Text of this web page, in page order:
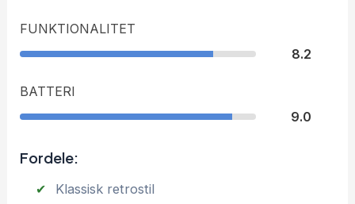
FUNKTIONALITET
8.2
BATTERI
9.0
Fordele:
Klassisk retrostil